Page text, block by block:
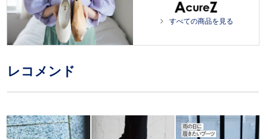
すべての商品を見る
レコメンド